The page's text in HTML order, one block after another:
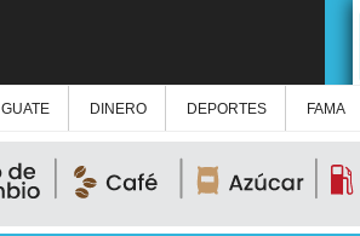
GUATE DINERO DEPORTES FAMA